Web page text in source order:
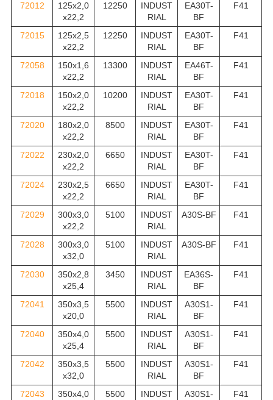
72012
125x2,0
x22,2
12250
INDUST
RIAL
EA30T-
BF
F41
72015
125x2,5
x22,2
12250
INDUST
RIAL
EA30T-
BF
F41
72058
150x1,6
x22,2
13300
INDUST
RIAL
EA46T-
BF
F41
72018
150x2,0
x22,2
10200
INDUST
RIAL
EA30T-
BF
F41
72020
180x2,0
x22,2
8500
INDUST
RIAL
EA30T-
BF
F41
72022
230x2,0
x22,2
6650
INDUST
RIAL
EA30T-
BF
F41
72024
230x2,5
x22,2
6650
INDUST
RIAL
EA30T-
BF
F41
72029
300x3,0
x22,2
5100
INDUST
RIAL
A30S-BF F41
72028
300x3,0
x32,0
5100
INDUST
RIAL
A30S-BF F41
72030
350x2,8
x25,4
3450
INDUST
RIAL
EA36S-
BF
F41
72041
350x3,5
x20,0
5500
INDUST
RIAL
A30S1-
BF
F41
72040
350x4,0
x25,4
5500
INDUST
RIAL
A30S1-
BF
F41
72042
350x3,5
x32,0
5500
INDUST
RIAL
A30S1-
BF
F41
72043
350x4,0
5500
INDUST
A30S1-
F41